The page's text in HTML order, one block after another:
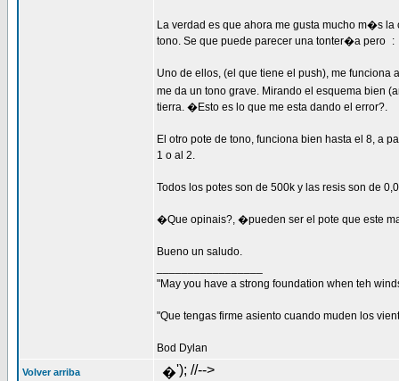
La verdad es que ahora me gusta mucho m�s
tono. Se que puede parecer una tonter�a pero :
Uno de ellos, (el que tiene el push), me funciona
me da un tono grave. Mirando el esquema bien
tierra. �Esto es lo que me esta dando el error?.
El otro pote de tono, funciona bien hasta el 8, a
1 o al 2.
Todos los potes son de 500k y las resis son de
�Que opinais?, �pueden ser el pote que este
Bueno un saludo.
"May you have a strong foundation when teh
"Que tengas firme asiento cuando muden los
Bod Dylan
Volver arriba �'); //-->